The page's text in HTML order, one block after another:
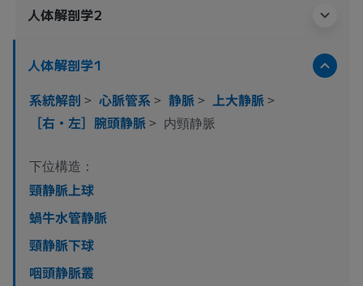
人体解剖学2
人体解剖学1
系統解剖 > 心脈管系> 静脈> 上大静脈>
［右・左］腕頭静脈> 内頸静脈
下位構造：
頸静脈上球
蝸牛水管静脈
頸静脈下球
咽頭静脈叢